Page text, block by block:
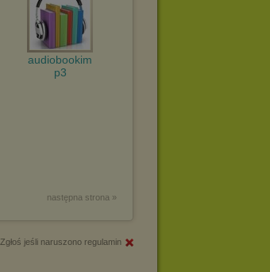
audiobookim
p3
następna strona »
Zgłoś jeśli naruszono regulamin